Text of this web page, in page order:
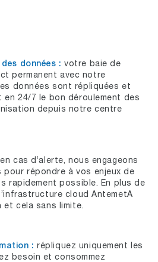
données : votre baie de
permanent avec notre
données sont répliquées et
en 24/7 le bon déroulement des
depuis notre centre
en cas d’alerte, nous engageons
répondre à vos enjeux de
rapidement possible. En plus de
cloud AntemetA
cela sans limite.
: répliquez uniquement les
besoin et consommez